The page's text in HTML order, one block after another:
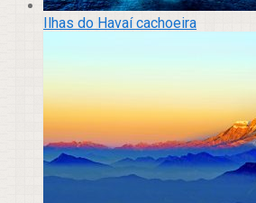
Ilhas do Havaí cachoeira